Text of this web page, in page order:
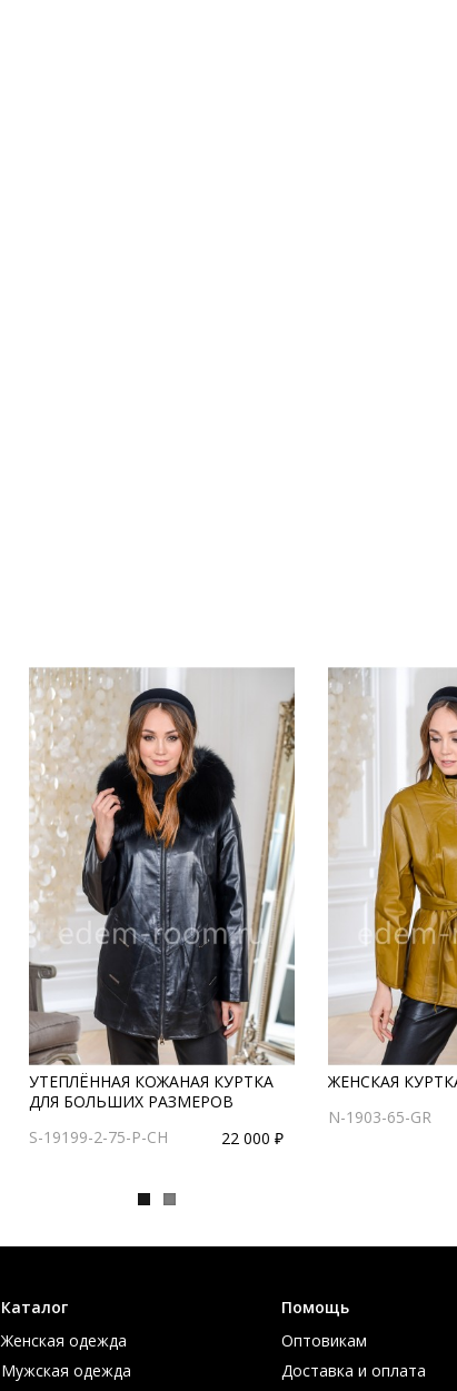
УТЕПЛЁННАЯ КОЖАНАЯ КУРТКА
ДЛЯ БОЛЬШИХ РАЗМЕРОВ
S-19199-2-75-P-CH
22 000 ₽
ЖЕНСКАЯ
N-1903-65-GR
Каталог
Женская одежда
Мужская одежда
Помощь
Оптовикам
Доставка и оплата